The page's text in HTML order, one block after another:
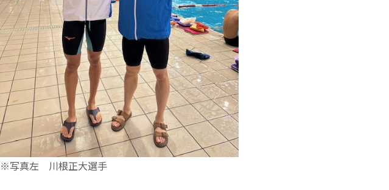
※写真左 川根正大選手